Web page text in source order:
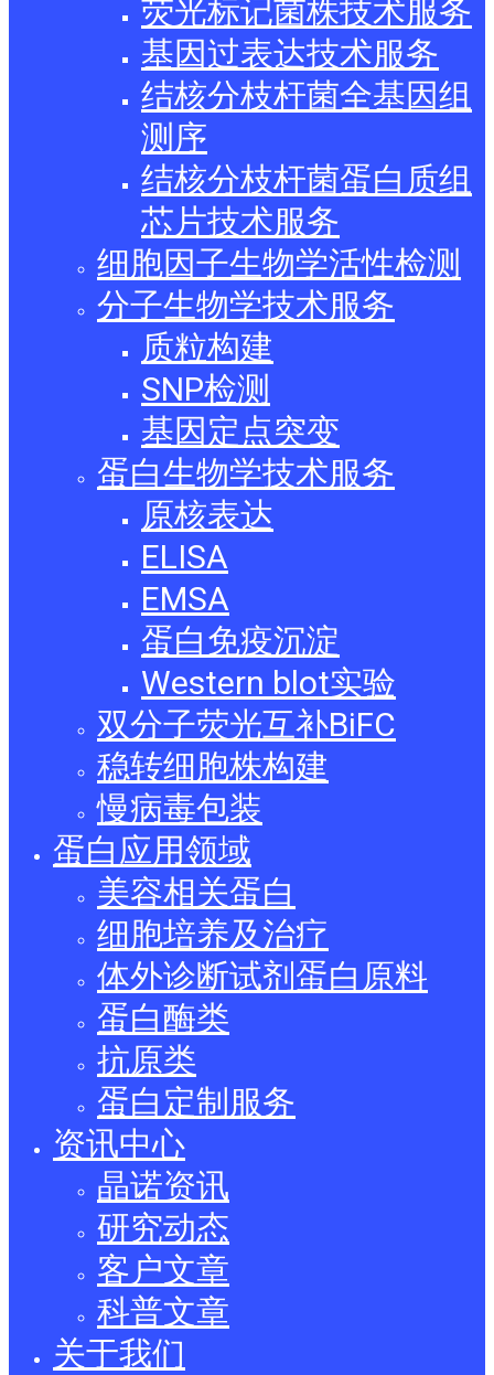
荧光标记菌株技术服务
基因过表达技术服务
结核分枝杆菌全基因组
测序
结核分枝杆菌蛋白质组
芯片技术服务
细胞因子生物学活性检测
分子生物学技术服务
质粒构建
SNP检测
基因定点突变
蛋白生物学技术服务
原核表达
ELISA
EMSA
蛋白免疫沉淀
Western blot实验
双分子荧光互补BiFC
稳转细胞株构建
慢病毒包装
蛋白应用领域
美容相关蛋白
细胞培养及治疗
体外诊断试剂蛋白原料
蛋白酶类
抗原类
蛋白定制服务
资讯中心
晶诺资讯
研究动态
客户文章
科普文章
关于我们